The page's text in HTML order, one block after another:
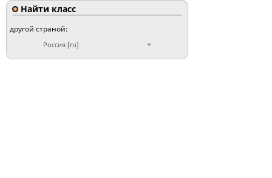
Найти класс
другой страной:
Россия [ru]